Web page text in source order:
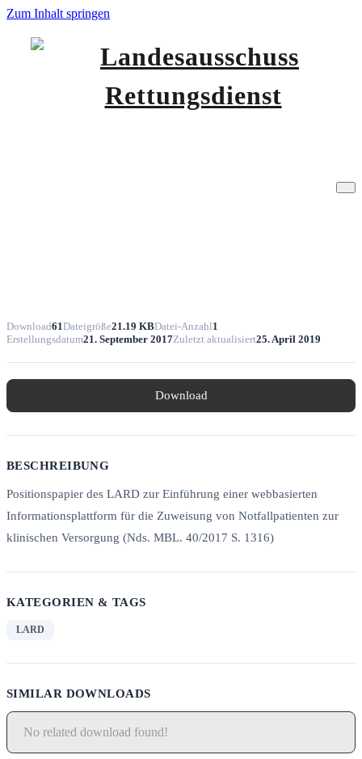
Zum Inhalt springen
Download61Dateigröße21.19 KBDatei-Anzahl1
Erstellungsdatum21. September 2017Zuletzt aktualisiert25. April 2019
Download
BESCHREIBUNG
Positionspapier des LARD zur Einführung einer webbasierten
Informationsplattform für die Zuweisung von Notfallpatienten zur
klinischen Versorgung (Nds. MBL. 40/2017 S. 1316)
KATEGORIEN & TAGS
LARD
SIMILAR DOWNLOADS
No related download found!